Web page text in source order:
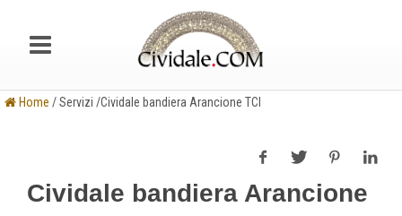
Home / Servizi /Cividale bandiera Arancione TCI
Cividale bandiera Arancione